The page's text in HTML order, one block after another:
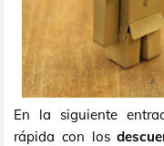
En la siguiente
rápida con los